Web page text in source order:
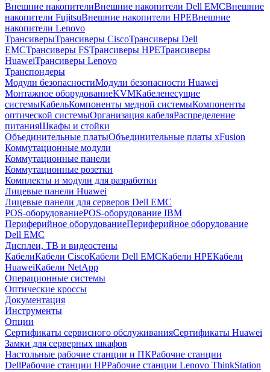
Внешние накопителиВнешние накопители Dell EMCВнешние
накопители FujitsuВнешние накопители HPEВнешние
накопители Lenovo
ТрансиверыТрансиверы CiscoТрансиверы Dell
EMCТрансиверы FSТрансиверы HPEТрансиверы
HuaweiТрансиверы Lenovo
Транспондеры
Модули безопасностиМодули безопасности Huawei
Монтажное оборудованиеKVMКабеленесущие
системыКабельКомпоненты медной системыКомпоненты
оптической системыОрганизация кабеляРаспределение
питанияШкафы и стойки
Объединительные платыОбъединительные платы xFusion
Коммутационные модули
Коммутационные панели
Коммутационные розетки
Комплекты и модули для разработки
Лицевые панели Huawei
Лицевые панели для серверов Dell EMC
POS-оборудованиеPOS-оборудование IBM
Периферийное оборудованиеПериферийное оборудование
Dell EMC
Дисплеи, ТВ и видеостены
КабелиКабели CiscoКабели Dell EMCКабели HPEКабели
HuaweiКабели NetApp
Операционные системы
Оптические кроссы
Документация
Инструменты
Опции
Сертификаты сервисного обслуживанияСертификаты Huawei
Замки для серверных шкафов
Настольные рабочие станции и ПКРабочие станции
DellРабочие станции HPРабочие станции Lenovo ThinkStation